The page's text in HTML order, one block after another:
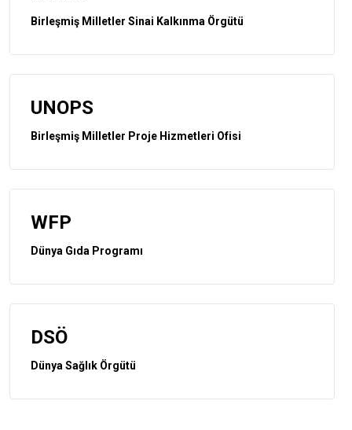
Birleşmiş Milletler Sinai Kalkınma Örgütü
UNOPS
Birleşmiş Milletler Proje Hizmetleri Ofisi
WFP
Dünya Gıda Programı
DSÖ
Dünya Sağlık Örgütü